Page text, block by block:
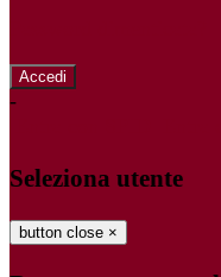
-
Seleziona utente
button close ×